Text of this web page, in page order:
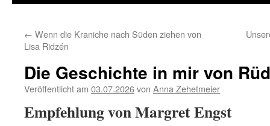
← Wenn die Kraniche nach Süden ziehen von
Lisa Ridzén
Die Geschichte in mir von
Veröffentlicht am 03.07.2026von Anna Zehetmeier
Empfehlung von Margret Engst